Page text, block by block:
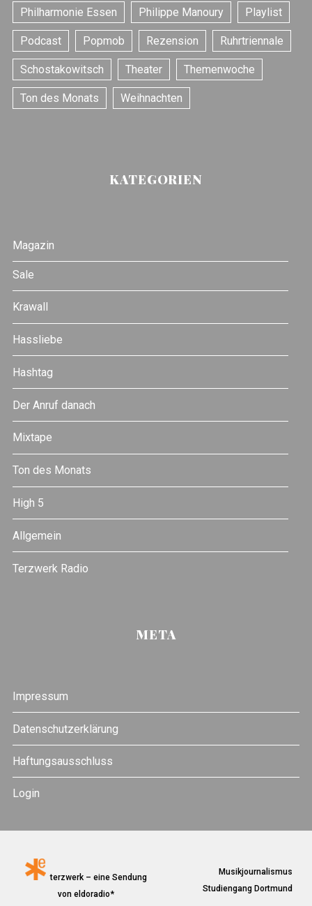
Philharmonie Essen Philippe Manoury Playlist
Podcast Popmob Rezension Ruhrtriennale
Schostakowitsch Theater Themenwoche
Ton des Monats Weihnachten
KATEGORIEN
Magazin
Sale
Krawall
Hassliebe
Hashtag
Der Anruf danach
Mixtape
Ton des Monats
High 5
Allgemein
Terzwerk Radio
META
Impressum
Datenschutzerklärung
Haftungsausschluss
Login
terzwerk – eine Sendung
von eldoradio*
Musikjournalismus
Studiengang Dortmund